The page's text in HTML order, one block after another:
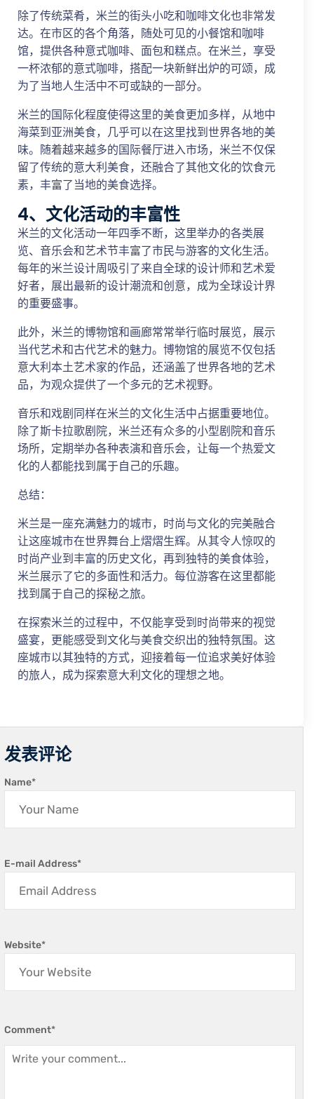
除了传统菜肴，米兰的街头小吃和咖啡文化也非常发
达。在市区的各个角落，随处可见的小餐馆和咖啡
馆，提供各种意式咖啡、面包和糕点。在米兰，享受
一杯浓郁的意式咖啡，搭配一块新鲜出炉的可颂，成
为了当地人生活中不可或缺的一部分。
米兰的国际化程度使得这里的美食更加多样，从地中
海菜到亚洲美食，几乎可以在这里找到世界各地的美
味。随着越来越多的国际餐厅进入市场，米兰不仅保
留了传统的意大利美食，还融合了其他文化的饮食元
素，丰富了当地的美食选择。
4、文化活动的丰富性
米兰的文化活动一年四季不断，这里举办的各类展
览、音乐会和艺术节丰富了市民与游客的文化生活。
每年的米兰设计周吸引了来自全球的设计师和艺术爱
好者，展出最新的设计潮流和创意，成为全球设计界
的重要盛事。
此外，米兰的博物馆和画廊常常举行临时展览，展示
当代艺术和古代艺术的魅力。博物馆的展览不仅包括
意大利本土艺术家的作品，还涵盖了世界各地的艺术
品，为观众提供了一个多元的艺术视野。
音乐和戏剧同样在米兰的文化生活中占据重要地位。
除了斯卡拉歌剧院，米兰还有众多的小型剧院和音乐
场所，定期举办各种表演和音乐会，让每一个热爱文
化的人都能找到属于自己的乐趣。
总结：
米兰是一座充满魅力的城市，时尚与文化的完美融合
让这座城市在世界舞台上熠熠生辉。从其令人惊叹的
时尚产业到丰富的历史文化，再到独特的美食体验，
米兰展示了它的多面性和活力。每位游客在这里都能
找到属于自己的探秘之旅。
在探索米兰的过程中，不仅能享受到时尚带来的视觉
盛宴，更能感受到文化与美食交织出的独特氛围。这
座城市以其独特的方式，迎接着每一位追求美好体验
的旅人，成为探索意大利文化的理想之地。
发表评论
Name*
E-mail Address*
Website*
Comment*